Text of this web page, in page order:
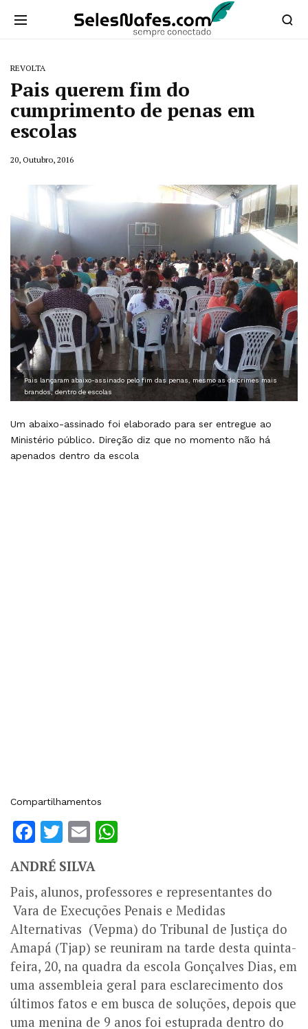
REVOLTA
Pais querem fim do
cumprimento de penas em
escolas
20, Outubro, 2016
Pais lançaram abaixo-assinado pelo fim das penas, mesmo as de crimes mais
brandos, dentro de escolas
Um abaixo-assinado foi elaborado para ser entregue ao
Ministério público. Direção diz que no momento não há
apenados dentro da escola
Compartilhamentos
Facebook
Twitter
Email
ANDRÉ SILVA
Pais, alunos, professores e representantes do
Vara de Execuções Penais e Medidas
Alternativas (Vepma) do Tribunal de Justiça do
Amapá (Tjap) se reuniram na tarde desta quinta-
feira, 20, na quadra da escola Gonçalves Dias, em
uma assembleia geral para esclarecimento dos
últimos fatos e em busca de soluções, depois que
uma menina de 9 anos foi estuprada dentro do